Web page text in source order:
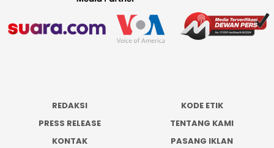
REDAKSI
KODE ETIK
PRESS RELEASE
TENTANG KAMI
KONTAK
PASANG IKLAN